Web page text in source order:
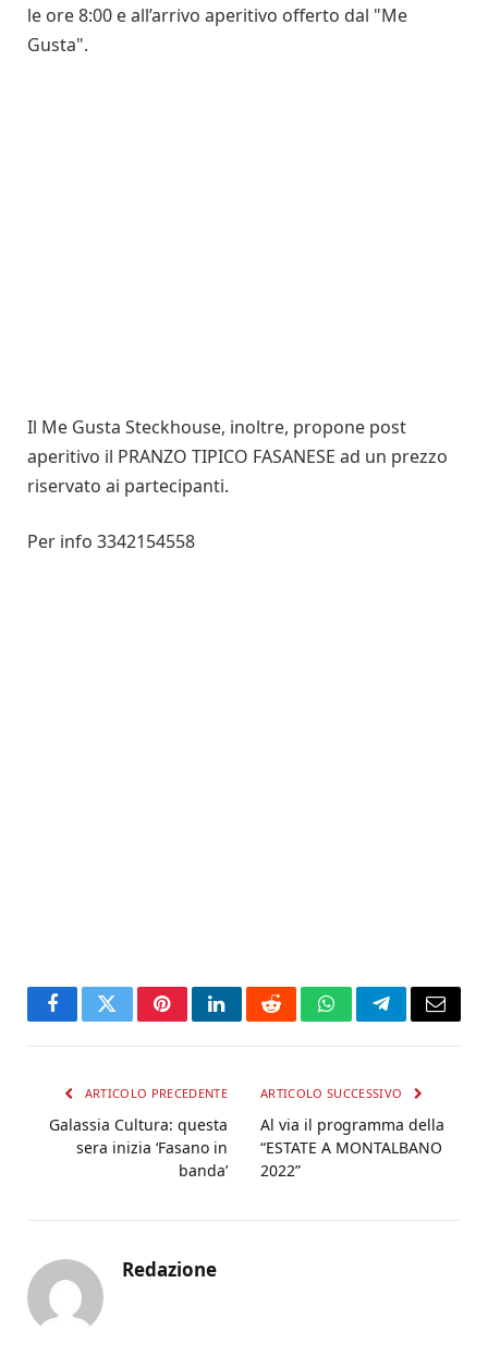
le ore 8:00 e all’arrivo aperitivo offerto dal "Me
Gusta".
Il Me Gusta Steckhouse, inoltre, propone post
aperitivo il PRANZO TIPICO FASANESE ad un prezzo
riservato ai partecipanti.
Per info 3342154558
FacebookTwitterPinterestLinkedInRedditWhatsAppTelegramEmail
ARTICOLO PRECEDENTE
Galassia Cultura: questa
sera inizia ‘Fasano in
banda’
ARTICOLO SUCCESSIVO
Al via il programma della
“ESTATE A MONTALBANO
2022”
Redazione